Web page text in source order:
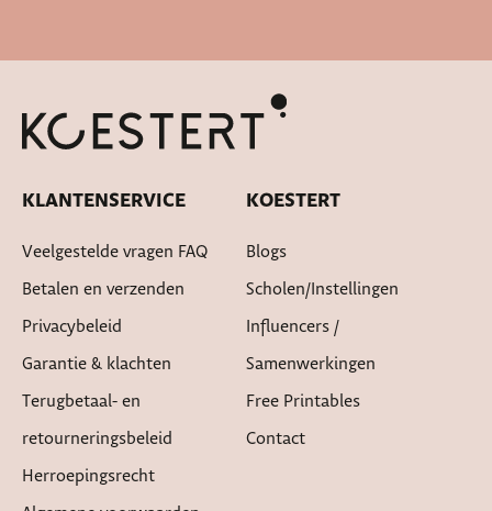
KLANTENSERVICE
Veelgestelde vragen FAQ
Betalen en verzenden
Privacybeleid
Garantie & klachten
Terugbetaal- en
retourneringsbeleid
Herroepingsrecht
KOESTERT
Blogs
Scholen/instellingen
Influencers /
Samenwerkingen
Free Printables
Contact